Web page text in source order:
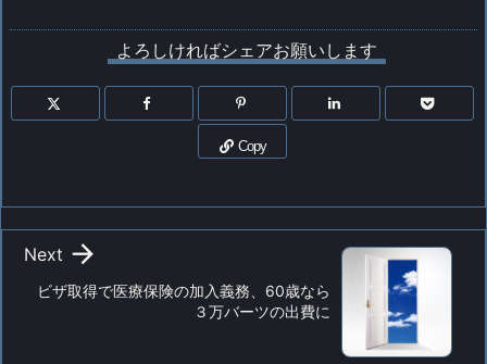
よろしければシェアお願いします
Copy
ビザ取得で医療保険の加入義務、60歳なら
３万バーツの出費に

Next